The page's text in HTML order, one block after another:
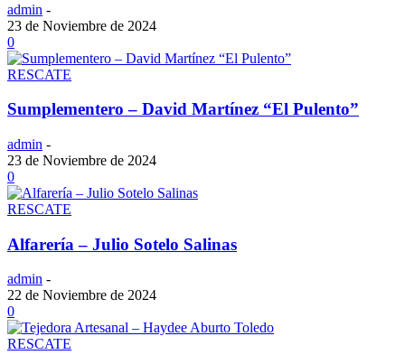
admin -
23 de Noviembre de 2024
0
RESCATE
Sumplementero – David Martínez “El Pulento”
admin -
23 de Noviembre de 2024
0
RESCATE
Alfarería – Julio Sotelo Salinas
admin -
22 de Noviembre de 2024
0
RESCATE